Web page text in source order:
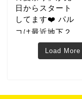
Load More